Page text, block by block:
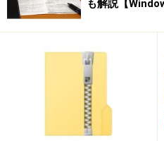
いきなりマイクロソフト社
くりされた方がいるかもし
フトのうち、ワード/エク
PDFファイルを作る機能が
たがって、Officeファイ
ら、わざわざ新しいソフト
も解説【